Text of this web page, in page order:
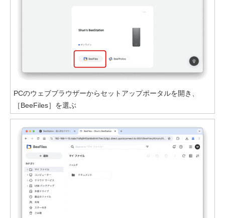
PCのウェブブラウザーからセットアップポータルを開き、
［BeeFiles］を選ぶ